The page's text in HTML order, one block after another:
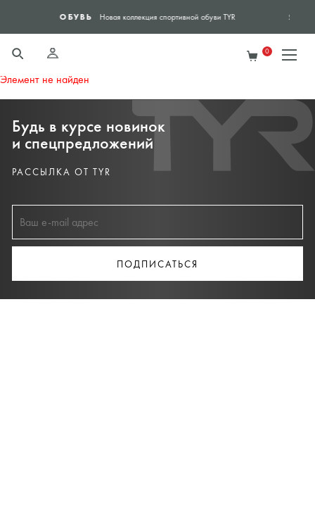
ЯНДЕКС ЭКСПРЕСС Доставка в день заказа -
0
Элемент не найден
Будь в курсе новинок
и спецпредложений
РАССЫЛКА ОТ TYR
ПОДПИСАТЬСЯ